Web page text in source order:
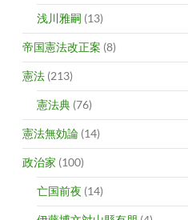
浅川雅嗣 (13)
帝国憲法改正案 (8)
憲法 (213)
憲法典 (76)
憲法無効論 (14)
政治家 (100)
亡国前夜 (14)